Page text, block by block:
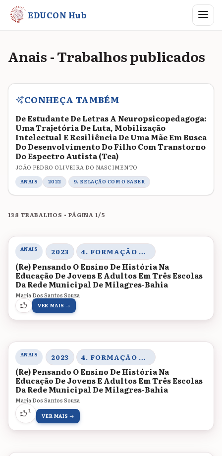
EDUCON Hub Abrir
Anais - Trabalhos publicados
CONHEÇA TAMBÉM
De Estudante De Letras A Neuropsicopedagoga:
Uma Trajetória De Luta, Mobilização
Intelectual E Resiliência De Uma Mãe Em Busca
Do Desenvolvimento Do Filho Com Transtorno
Do Espectro Autista (Tea)
JOÃO PEDRO OLIVEIRA DO NASCIMENTO
ANAIS 2022 9. RELAÇÃO COM O SABER
138 TRABALHOS • PÁGINA 1/5
ANAIS 2023 4. FORMAÇÃO DE PROFESSORES, MEMÓRIAS E HISTÓRIA DA EDUCAÇÃO
(Re) Pensando O Ensino De História Na
Educação De Jovens E Adultos Em Três Escolas
Da Rede Municipal De Milagres-Bahia
Maria Dos Santos Souza
VER MAIS →
ANAIS 2023 4. FORMAÇÃO DE PROFESSORES, MEMÓRIAS E HISTÓRIA DA EDUCAÇÃO
(Re) Pensando O Ensino De História Na
Educação De Jovens E Adultos Em Três Escolas
Da Rede Municipal De Milagres-Bahia
Maria Dos Santos Souza
1
VER MAIS →